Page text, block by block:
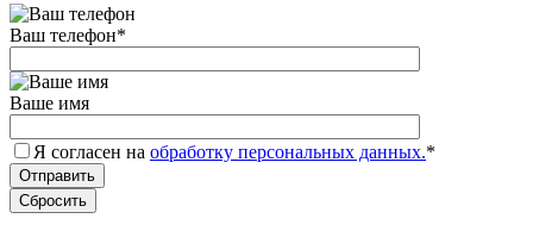
Ваш телефон*
Ваше имя
Я согласен на обработку персональных данных.*